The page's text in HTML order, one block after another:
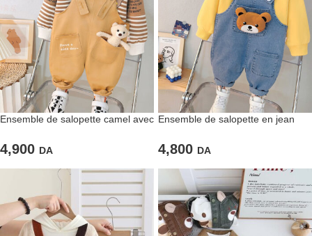
Ensemble de salopette camel avec
4,900 DA
Ensemble de salopette en jean
4,800 DA